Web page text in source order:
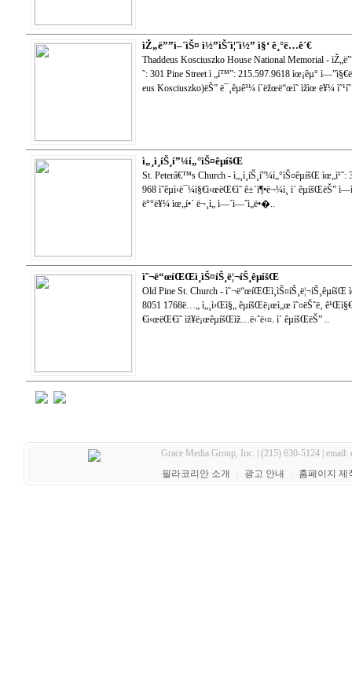
ìŽ„ë””ì–´ìŠ¤ ì½”ìŠˆì¦ˆì½” ì§‘ ê¸°ë…ê´€
Thaddeus Kosciuszko House National Memorial -
˜: 301 Pine Street ì „í™”: 215.597.9618 ìœ¡êµ°
eus Kosciuszko)ëŠ” ë¯¸êµ­ê³¼ í´ëžœë“œì˜ ìžìœ ë¥¼
ì„¸ì¸íŠ¸í”¼í„°ìŠ¤êµíšŒ
St. Peterâ€™s Church - ì„¸ì¸íŠ¸í”¼í„°ìŠ¤êµíšŒ
968 ì˜êµ­ì‹ë¯¼ì§€ì‹œëŒ€ì˜ ê±´ì¶•ë¬¼ì¸ ì´ êµíšŒëŠ”
ë°°ë¥¼ ìœ„í•´ ë¬¸ì„ ì—´ì—ˆì„ë•�..
ì˜¬ë“œíŒŒì¸ìŠ¤íŠ¸ë¦¬íŠ¸êµíšŒ
Old Pine St. Church -
8051 1768ë…„ ì„¸ì›Œì§„ êµíšŒë¡œì„œ ì˜¤ëŠ˜ë‚ ê¹Œì§€
€ì‹œëŒ€ì˜ ìž¥ë¡œêµíšŒìž…ë‹ˆë‹¤. ì´ êµíšŒëŠ” ..
Grace Media Group, Inc. | (215) 630-5124 | email:
필라코리안 소개
광고 안내 홈페이지 제